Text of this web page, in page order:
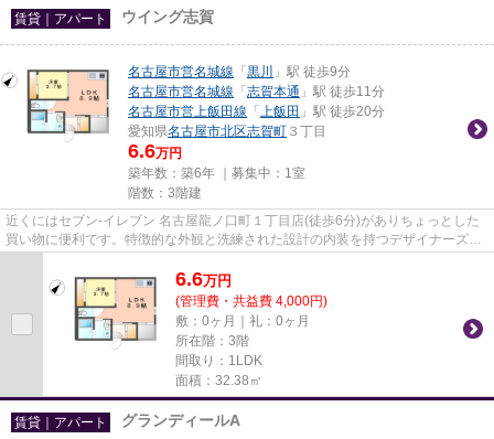
賃貸｜アパート ウイング志賀
名古屋市営名城線 「 黒川
」駅 徒歩9分
名古屋市営名城線 「 志賀本通 」駅 徒歩11分
名古屋市営上飯田線 「 上飯田 」駅 徒歩20分
愛知県名古屋市北区志賀町 ３丁目
6.6万円
築年数：築6年 ｜募集中： 1室
階数：3階建
近くにはセブン‐イレブン 名古屋龍ノ口町１丁目店(徒歩6分)がありちょっとした
買い物に便利です。特徴的な外観と洗練された設計の内装を持つデザイナーズ。
6.6万円
(管理費・共益費 4,000円)
敷：0ヶ月｜礼：0ヶ月
所在階：3階
間取り：1LDK
面積：32.38㎡
賃貸｜アパート グランディールA